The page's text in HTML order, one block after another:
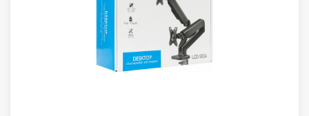
Electroménager